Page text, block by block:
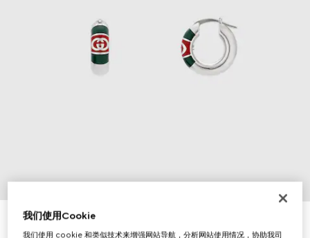
饰织带细节耳环
我们使用Cookie
我们使用 cookie 和类似技术来增强网站导航，分析网站使用情况，协助我司